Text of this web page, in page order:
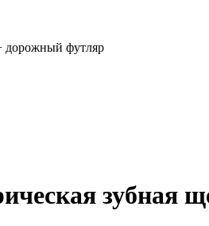
дорожный футляр
зубная